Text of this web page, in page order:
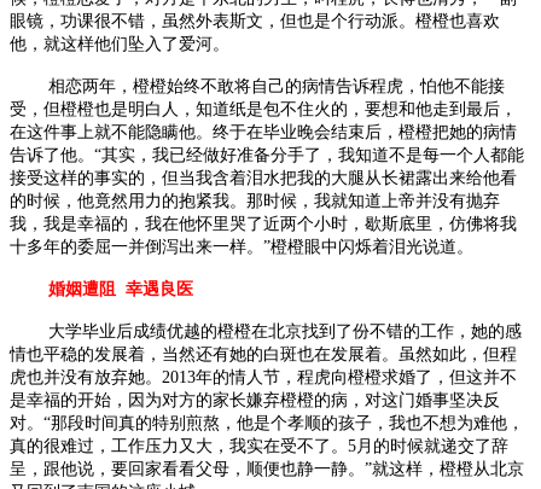
眼镜，功课很不错，虽然外表斯文，但也是个行动派。橙橙也喜欢
他，就这样他们坠入了爱河。
相恋两年，橙橙始终不敢将自己的病情告诉程虎，怕他不能接
受，但橙橙也是明白人，知道纸是包不住火的，要想和他走到最后，
在这件事上就不能隐瞒他。终于在毕业晚会结束后，橙橙把她的病情
告诉了他。“其实，我已经做好准备分手了，我知道不是每一个人都能
接受这样的事实的，但当我含着泪水把我的大腿从长裙露出来给他看
的时候，他竟然用力的抱紧我。那时候，我就知道上帝并没有抛弃
我，我是幸福的，我在他怀里哭了近两个小时，歇斯底里，仿佛将我
十多年的委屈一并倒泻出来一样。”橙橙眼中闪烁着泪光说道。
婚姻遭阻 幸遇良医
大学毕业后成绩优越的橙橙在北京找到了份不错的工作，她的感
情也平稳的发展着，当然还有她的白斑也在发展着。虽然如此，但程
虎也并没有放弃她。2013年的情人节，程虎向橙橙求婚了，但这并不
是幸福的开始，因为对方的家长嫌弃橙橙的病，对这门婚事坚决反
对。“那段时间真的特别煎熬，他是个孝顺的孩子，我也不想为难他，
真的很难过，工作压力又大，我实在受不了。5月的时候就递交了辞
呈，跟他说，要回家看看父母，顺便也静一静。”就这样，橙橙从北京